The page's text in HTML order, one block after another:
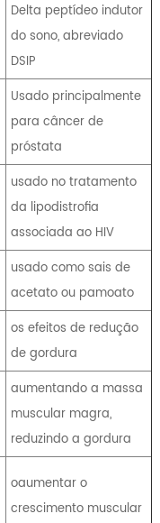
Delta peptídeo indutor
do sono, abreviado
DSIP
Usado principalmente
para câncer de
próstata
usado no tratamento
da lipodistrofia
associada ao HIV
usado como sais de
acetato ou pamoato
os efeitos de redução
de gordura
aumentando a massa
muscular magra,
reduzindo a gordura
oaumentar o
crescimento muscular